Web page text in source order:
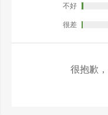
不好
很差
很抱歉